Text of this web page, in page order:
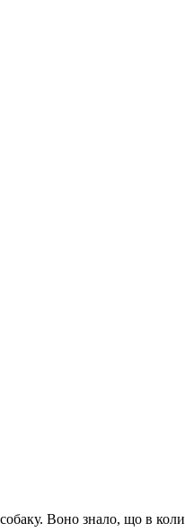
Воно знало, що в